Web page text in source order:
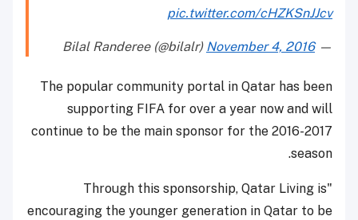
pic.twitter.com/cHZKSnJJcv
— Bilal Randeree (@bilalr)
November 4, 2016
The popular community portal in Qatar has been
supporting FIFA for over a year now and will
continue to be the main sponsor for the 2016-2017
season.
"Through this sponsorship, Qatar Living is
encouraging the younger generation in Qatar to be